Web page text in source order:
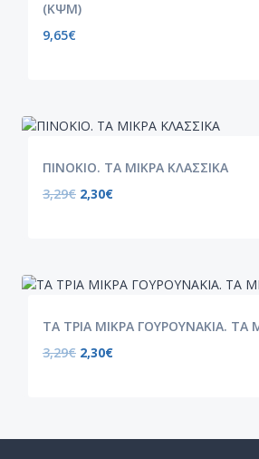
(ΚΨΜ)
9,65€
ΠΙΝΟΚΙΟ. ΤΑ ΜΙΚΡΑ ΚΛΑΣΣΙΚΑ
3,29€ 2,30€
ΤΑ ΤΡΙΑ ΜΙΚΡΑ ΓΟΥΡΟΥΝΑΚΙΑ. ΤΑ
3,29€ 2,30€